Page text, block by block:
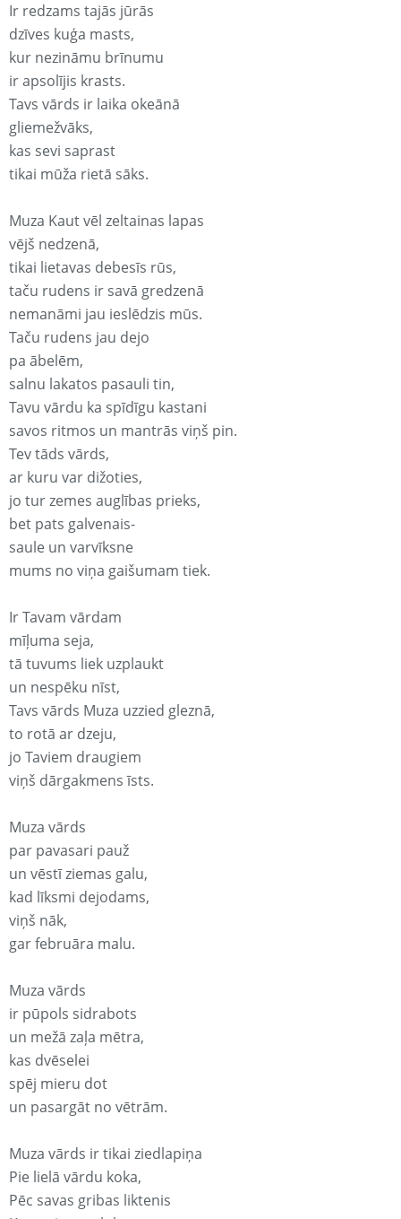
Ir redzams tajās jūrās
dzīves kuģa masts,
kur nezināmu brīnumu
ir apsolījis krasts.
Tavs vārds ir laika okeānā
gliemežvāks,
kas sevi saprast
tikai mūža rietā sāks.
Muza Kaut vēl zeltainas lapas
vējš nedzenā,
tikai lietavas debesīs rūs,
taču rudens ir savā gredzenā
nemanāmi jau ieslēdzis mūs.
Taču rudens jau dejo
pa ābelēm,
salnu lakatos pasauli tin,
Tavu vārdu ka spīdīgu kastani
savos ritmos un mantrās viņš pin.
Tev tāds vārds,
ar kuru var dižoties,
jo tur zemes auglības prieks,
bet pats galvenais-
saule un varvīksne
mums no viņa gaišumam tiek.
Ir Tavam vārdam
mīļuma seja,
tā tuvums liek uzplaukt
un nespēku nīst,
Tavs vārds Muza uzzied gleznā,
to rotā ar dzeju,
jo Taviem draugiem
viņš dārgakmens īsts.
Muza vārds
par pavasari pauž
un vēstī ziemas galu,
kad līksmi dejodams,
viņš nāk,
gar februāra malu.
Muza vārds
ir pūpols sidrabots
un mežā zaļa mētra,
kas dvēselei
spēj mieru dot
un pasargāt no vētrām.
Muza vārds ir tikai ziedlapiņa
Pie lielā vārdu koka,
Pēc savas gribas liktenis